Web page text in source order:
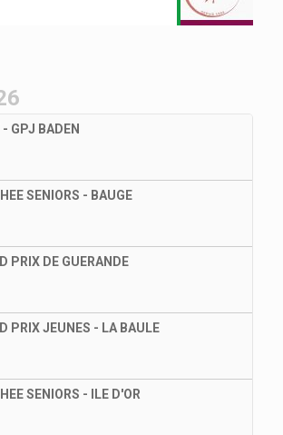
GPJ BADEN
SENIORS - BAUGE
PRIX DE GUERANDE
PRIX JEUNES - LA BAULE
SENIORS - ILE D'OR